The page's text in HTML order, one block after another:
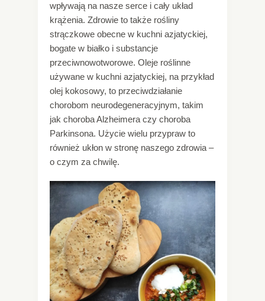
wpływają na nasze serce i cały układ
krążenia. Zdrowie to także rośliny
strączkowe obecne w kuchni azjatyckiej,
bogate w białko i substancje
przeciwnowotworowe. Oleje roślinne
używane w kuchni azjatyckiej, na przykład
olej kokosowy, to przeciwdziałanie
chorobom neurodegeneracyjnym, takim
jak choroba Alzheimera czy choroba
Parkinsona. Użycie wielu przypraw to
również ukłon w stronę naszego zdrowia –
o czym za chwilę.